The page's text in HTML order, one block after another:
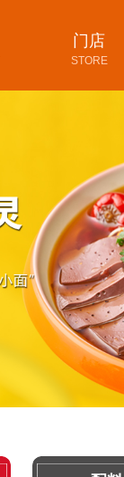
门店
STORE